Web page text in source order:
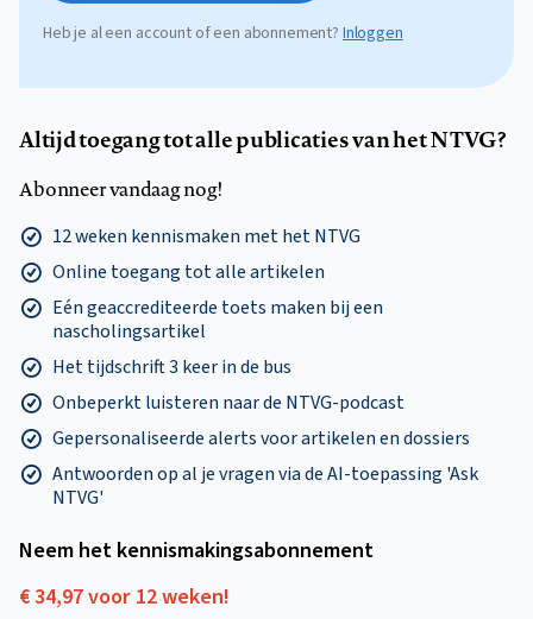
Heb je al een account of een abonnement? Inloggen
Altijd toegang tot alle publicaties van het NTVG?
Abonneer vandaag nog!
12 weken kennismaken met het NTVG
Online toegang tot alle artikelen
Eén geaccrediteerde toets maken bij een
nascholingsartikel
Het tijdschrift 3 keer in de bus
Onbeperkt luisteren naar de NTVG-podcast
Gepersonaliseerde alerts voor artikelen en dossiers
Antwoorden op al je vragen via de AI-toepassing 'Ask
NTVG'
Neem het kennismakings­abonnement
€ 34,97 voor 12 weken!